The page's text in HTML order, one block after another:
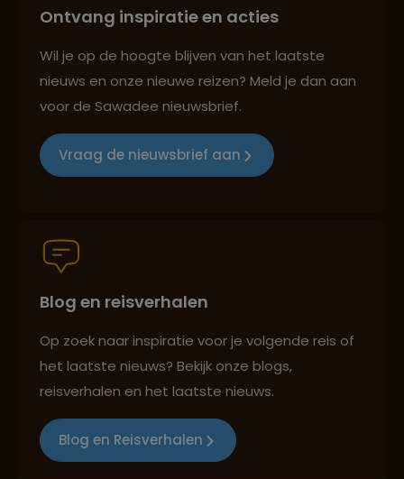
Groepsreizen mét indivuele vrijheid
Best beoordeelde reisroutes
Reizen met oog voor mens, cultuur en milieu
Ontvang inspiratie en acties
Wil je op de hoogte blijven van het laatste
nieuws en onze nieuwe reizen? Meld je dan aan
voor de Sawadee nieuwsbrief.
Vraag de nieuwsbrief aan
Blog en reisverhalen
Op zoek naar inspiratie voor je volgende reis of
het laatste nieuws? Bekijk onze blogs,
reisverhalen en het laatste nieuws.
Blog en Reisverhalen